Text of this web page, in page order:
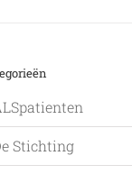
Stichting